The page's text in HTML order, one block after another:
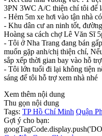
3PN 3WC A/C thiện chí tôi để
- Hẻm 5m xe hơi vào tận nhà
- Khu dân cư an ninh tốt,
Hoàng sa cách chợ Lê Văn Sĩ
- Tôi ở Nha Trang đang bán
muốn gặp anh/chị thiện chí,
sắp xếp thời gian bay vào hỗ
- Tôi lớn tuổi đi lại không tiện
sáng để tôi hỗ trợ xem nhà nhé
Xem thêm nội dung
Thu gọn nội dung
Tags: TP Hồ Chí Minh Quận
Gợi ý cho bạn: